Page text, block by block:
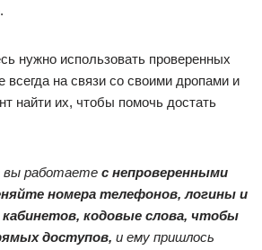
нужно использовать проверенных
всегда на связи со своими дропами и
найти их, чтобы помочь достать
вы работаете с непроверенными
номера телефонов, логины и
кодовые слова, чтобы
доступов, и ему пришлось